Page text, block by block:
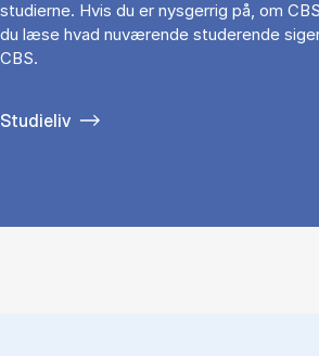
studierne. Hvis du er nysgerrig på, om
du læse hvad nuværende studerende
CBS.
Studieliv